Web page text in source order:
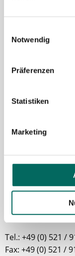
Notwendig
Präferenzen
Statistiken
Marketing
Robert Braun
Ich
Fragen zu
melden Sie sich
Jetzt zur
Kontakt
Tel.: +49 (0) 521 /
Fax: +49 (0) 521 /